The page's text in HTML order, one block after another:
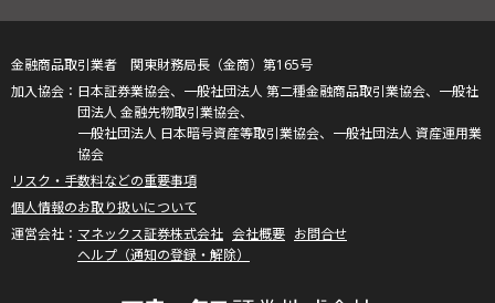
金融商品取引業者 関東財務局長（金商）第165号
日本証券業協会、一般社団法人 第二種金融商品取引業協会、一般社
団法人 金融先物取引業協会、
一般社団法人 日本暗号資産等取引業協会、一般社団法人 資産運用業
協会
リスク・手数料などの重要事項
個人情報のお取り扱いについて
マネックス証券株式会社 会社概要 お問合せ
ヘルプ（通知の登録・解除）